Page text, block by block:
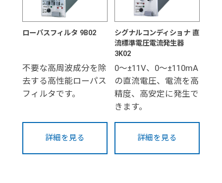
ローパスフィルタ 9B02
不要な高周波成分を除
去する高性能ローパス
フィルタです。
詳細を見る
シグナルコンディショナ 直
流標準電圧電流発生器
3K02
0～±11V、0～±110mA
の直流電圧、電流を高
精度、高安定に発生で
きます。
詳細を見る